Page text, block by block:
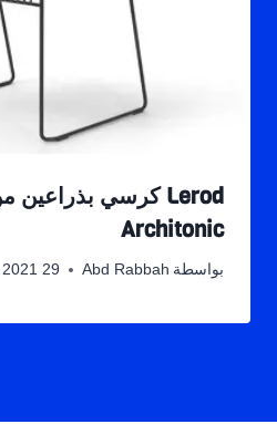
Architonic
بواسطة Abd Rabbah 29 December، 2021